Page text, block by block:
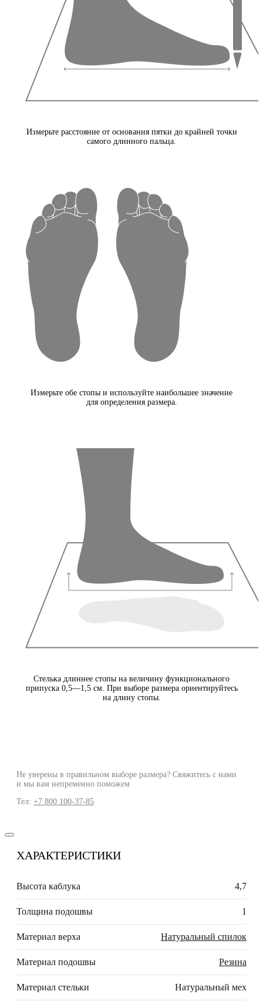
Измерьте расстояние от основания пятки до крайней точки
самого длинного пальца.
Измерьте обе стопы и используйте наибольшее значение
для определения размера.
Стелька длиннее стопы на величину функционального
припуска 0,5—1,5 см. При выборе размера ориентируйтесь
на длину стопы.
Не уверены в правильном выборе размера? Свяжитесь с нами
и мы вам непременно поможем
Тел: +7 800 100-37-85
ХАРАКТЕРИСТИКИ
Высота каблука 4,7
Толщина подошвы 1
Материал верха Натуральный спилок
Материал подошвы Резина
Материал стельки Натуральный мех